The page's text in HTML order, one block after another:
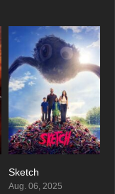
Sketch
Aug. 06, 2025